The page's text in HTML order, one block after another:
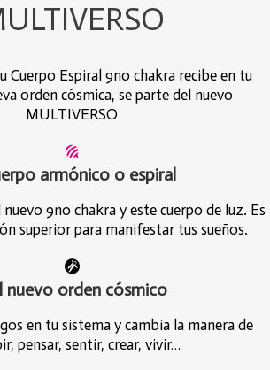
Cuerpo Espiral 9no chakra recibe en tu
orden cósmica, se parte del nuevo
MULTIVERSO
armónico o espiral
9no chakra y este cuerpo de luz. Es
superior para manifestar tus sueños.
nuevo orden cósmico
en tu sistema y cambia la manera de
pensar, sentir, crear, vivir…